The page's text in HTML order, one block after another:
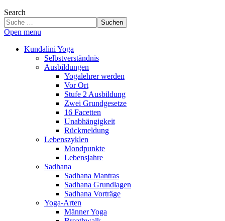
Search
Suchen
Open menu
Kundalini Yoga
Selbstverständnis
Ausbildungen
Yogalehrer werden
Vor Ort
Stufe 2 Ausbildung
Zwei Grundgesetze
16 Facetten
Unabhängigkeit
Rückmeldung
Lebenszyklen
Mondpunkte
Lebensjahre
Sadhana
Sadhana Mantras
Sadhana Grundlagen
Sadhana Vorträge
Yoga-Arten
Männer Yoga